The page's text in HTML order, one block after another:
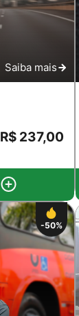
Saiba mais
R$ 237,00
-50%